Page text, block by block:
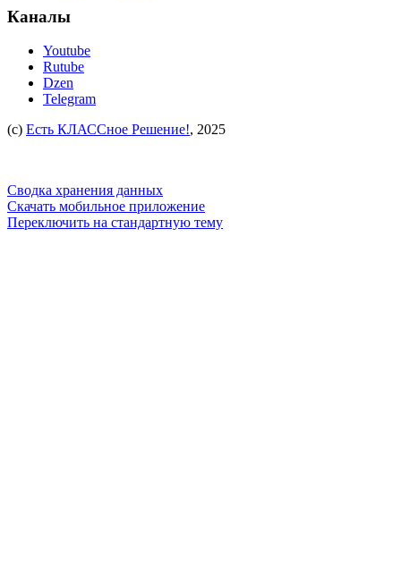
Каналы
Youtube
Rutube
Dzen
Telegram
(c) Есть КЛАССное Решение!, 2025
Сводка хранения данных
Скачать мобильное приложение
Переключить на стандартную тему